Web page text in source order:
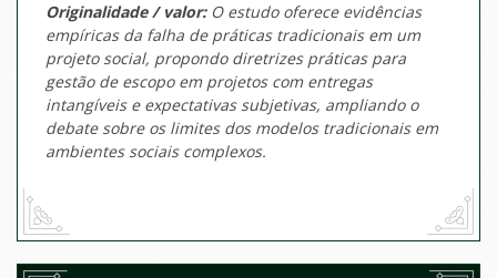
Originalidade / valor: O estudo oferece evidências
empíricas da falha de práticas tradicionais em um
projeto social, propondo diretrizes práticas para
gestão de escopo em projetos com entregas
intangíveis e expectativas subjetivas, ampliando o
debate sobre os limites dos modelos tradicionais em
ambientes sociais complexos.